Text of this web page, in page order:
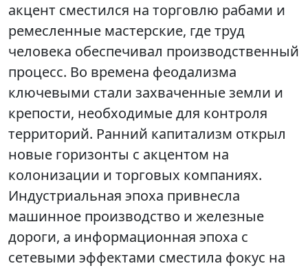
акцент сместился на торговлю рабами и
ремесленные мастерские, где труд
человека обеспечивал производственный
процесс. Во времена феодализма
ключевыми стали захваченные земли и
крепости, необходимые для контроля
территорий. Ранний капитализм открыл
новые горизонты с акцентом на
колонизации и торговых компаниях.
Индустриальная эпоха привнесла
машинное производство и железные
дороги, а информационная эпоха с
сетевыми эффектами сместила фокус на